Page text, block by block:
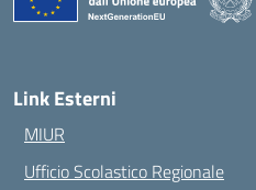
Link Esterni
MIUR
Ufficio Scolastico Regionale